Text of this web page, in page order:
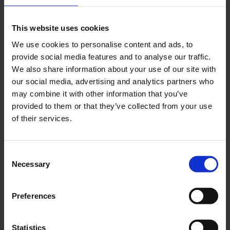
This website uses cookies
We use cookies to personalise content and ads, to
provide social media features and to analyse our traffic.
We also share information about your use of our site with
our social media, advertising and analytics partners who
may combine it with other information that you’ve
provided to them or that they’ve collected from your use
of their services.
Selection
Necessary
Preferences
Statistics
fragranza evolve, poi, in un cuore di legno di
un focolare. Si conclude, infine, con note di
legno di cashmere, lampone e ambra vivace,
avvolgendoti in un abbraccio sereno e
festoso.
Il trio fragrante di incenso, invece, rilascia un
fumo leggero e coinvolgente, ideale per
mano a Tokyo con tecniche che risalgono a
una nuova declinazione a una tradizione
La collezione “Togetherness Holiday 2024”
sarà disponibile in tutto il mondo a partire dal
17 ottobre per celebrare, appieno, il periodo